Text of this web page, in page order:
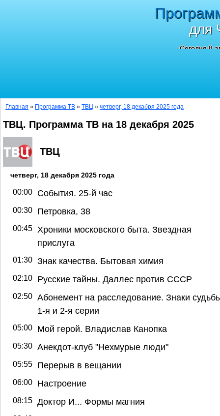
для
Сегодня 8
Главная » Программа ТВ » ТВЦ » четверг, 18 декабря 2025 года
ТВЦ. Программа ТВ на 18 декабря 2025
ТВЦ
четверг, 18 декабря 2025 года
00:00 События. 25-й час
00:30 Петровка, 38
00:45
Хроники московского быта. Звездная
прислуга
01:30 Знак качества. Бытовая химия
02:10 Русские тайны. Даллес против СССР
02:50 Абонемент на расследование. Знаки
1-я и 2-я серии
05:00 Мой герой. Владислав Канопка
05:30 Анекдот-клуб "Нехмурые люди"
05:55 Перерыв в вещании
06:00 Настроение
08:15 Доктор И... Формы магния